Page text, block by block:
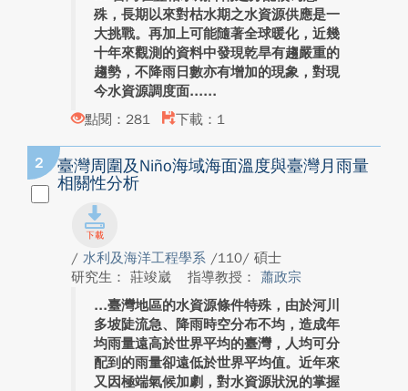
殊，長期以來對枯水期之水資源供應是一
大挑戰。再加上可能隨著全球暖化，近幾
十年來觀測的資料中發現乾旱有趨嚴重的
趨勢，不降雨日數亦有增加的現象，對現
今水資源調度面...
點閱：281
下載：1
2
臺灣周圍及Niño海域海面溫度與臺灣月雨量
相關性分析
/ 水利及海洋工程學系 /110/ 碩士
研究生： 莊竣崴
指導教授： 蕭政宗
臺灣地區的水資源條件特殊，由於河川
多坡陡流急、降雨時空分布不均，造成年
均雨量遠高於世界平均的臺灣，人均可分
配到的雨量卻遠低於世界平均值。近年來
又因極端氣候加劇，對水資源狀況的掌握